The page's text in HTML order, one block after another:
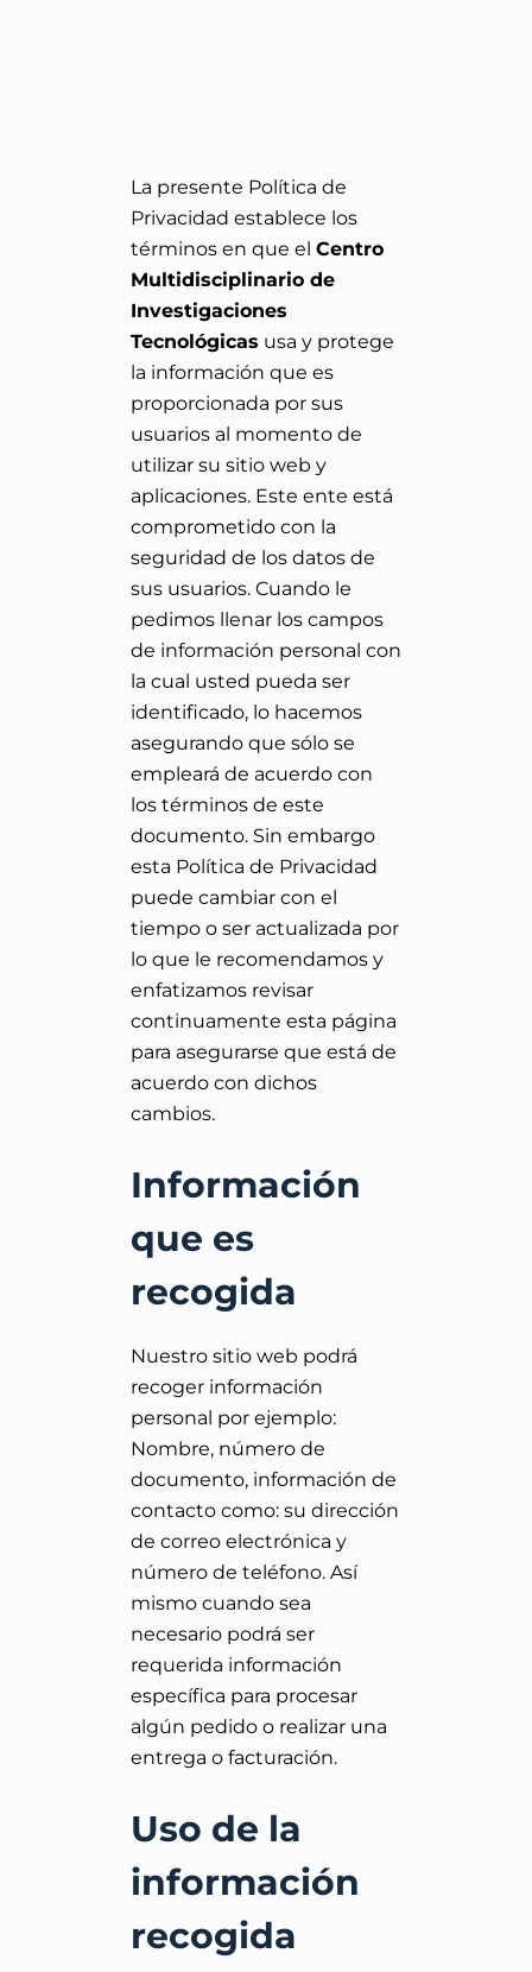
La presente Política de
Privacidad establece los
términos en que el Centro
Multidisciplinario de
Investigaciones
Tecnológicas usa y protege
la información que es
proporcionada por sus
usuarios al momento de
utilizar su sitio web y
aplicaciones. Este ente está
comprometido con la
seguridad de los datos de
sus usuarios. Cuando le
pedimos llenar los campos
de información personal con
la cual usted pueda ser
identificado, lo hacemos
asegurando que sólo se
empleará de acuerdo con
los términos de este
documento. Sin embargo
esta Política de Privacidad
puede cambiar con el
tiempo o ser actualizada por
lo que le recomendamos y
enfatizamos revisar
continuamente esta página
para asegurarse que está de
acuerdo con dichos
cambios.
Información
que es
recogida
Nuestro sitio web podrá
recoger información
personal por ejemplo:
Nombre, número de
documento, información de
contacto como: su dirección
de correo electrónica y
número de teléfono. Así
mismo cuando sea
necesario podrá ser
requerida información
específica para procesar
algún pedido o realizar una
entrega o facturación.
Uso de la
información
recogida